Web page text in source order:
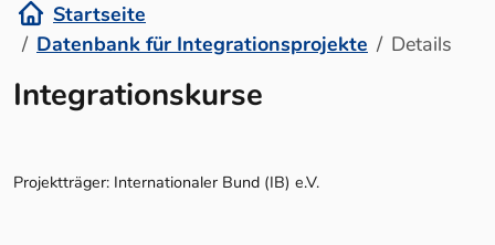
Startseite
Datenbank für Integrationsprojekte
Details
Details
Integrationskurse
Projektträger: Internationaler Bund (IB) e.V.